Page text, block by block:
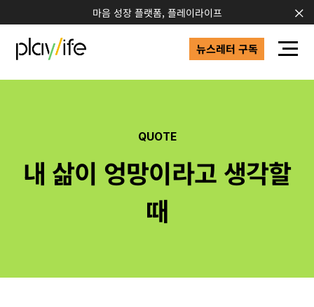
마음 성장 플랫폼, 플레이라이프
뉴스레터 구독
QUOTE
내 삶이 엉망이라고 생각할
때